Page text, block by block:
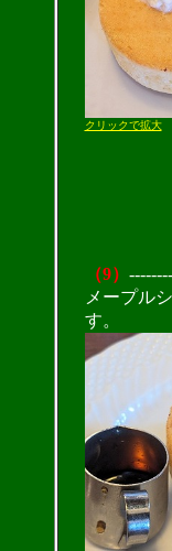
クリックで拡大
（9）
メープル
す。